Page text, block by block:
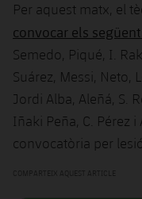
Per aquest matx, el
convocar els
Semedo, Piqué, I.
Suárez, Messi, Neto,
Jordi Alba, Aleñá, S.
Iñaki Peña, C. Pérez
convocatòria per